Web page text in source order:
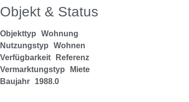
Objekt & Status
Objekttyp
Wohnung
Nutzungstyp
Wohnen
Verfügbarkeit
Referenz
Vermarktungstyp
Miete
Baujahr
1988.0